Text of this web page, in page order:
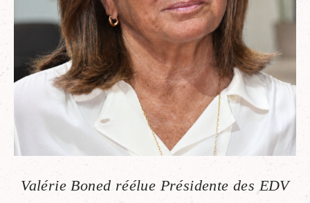
Valérie Boned réélue Présidente des EDV